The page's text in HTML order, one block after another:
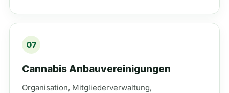
07
Cannabis Anbauvereinigungen
Organisation, Mitgliederverwaltung,